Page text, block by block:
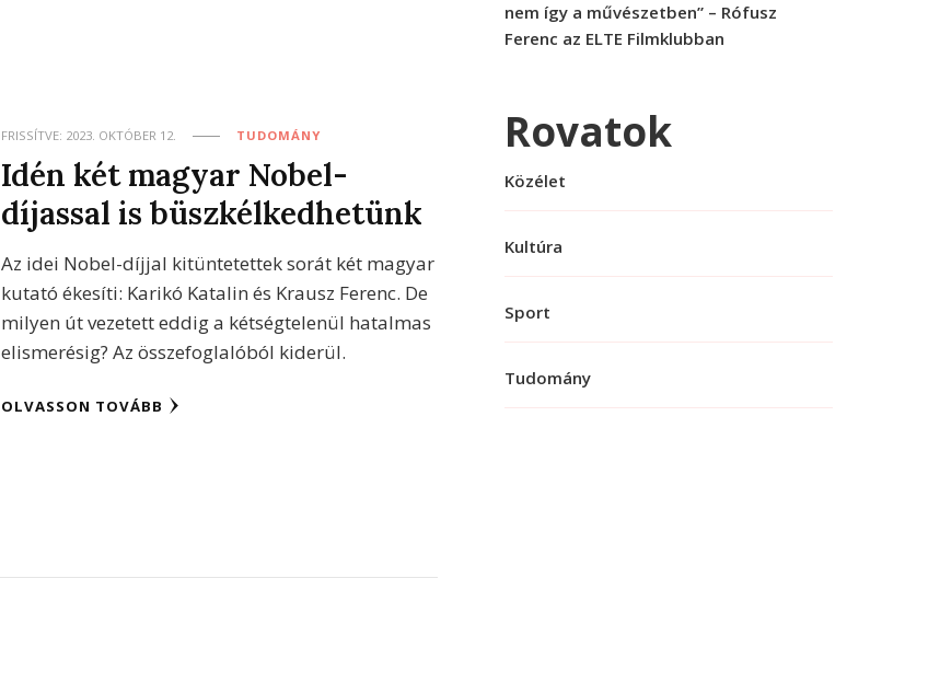
FRISSÍTVE: 2023. OKTÓBER 12. TUDOMÁNY
Idén két magyar Nobel-
díjassal is büszkélkedhetünk
Az idei Nobel-díjjal kitüntetettek sorát két magyar
kutató ékesíti: Karikó Katalin és Krausz Ferenc. De
milyen út vezetett eddig a kétségtelenül hatalmas
elismerésig? Az összefoglalóból kiderül.
OLVASSON TOVÁBB
nem így a művészetben” – Rófusz
Ferenc az ELTE Filmklubban
Rovatok
Közélet
Kultúra
Sport
Tudomány